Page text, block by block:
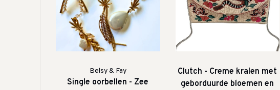
Belsy & Fay
Single oorbellen - Zee
Clutch - Creme kralen met
geborduurde bloemen en